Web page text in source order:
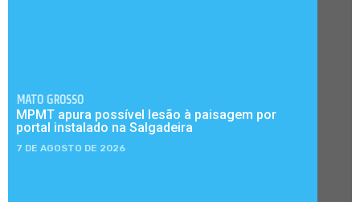
MATO GROSSO
MPMT apura possível lesão à paisagem por
portal instalado na Salgadeira
7 DE AGOSTO DE 2026